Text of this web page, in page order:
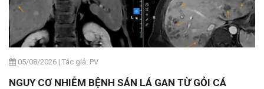
05/08/2026 | Tác giả: PV
NGUY CƠ NHIỄM BỆNH SÁN LÁ GAN TỪ GỎI CÁ